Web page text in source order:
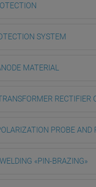
SYSTEM
MATERIAL
RECTIFIER
PROBE AND
«PIN-BRAZING»